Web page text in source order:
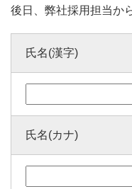
後日、弊社採用担当か
氏名(漢字)
氏名(カナ)